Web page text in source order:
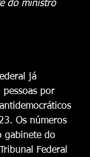
do ministro
já
por
Os números
gabinete do
Federal